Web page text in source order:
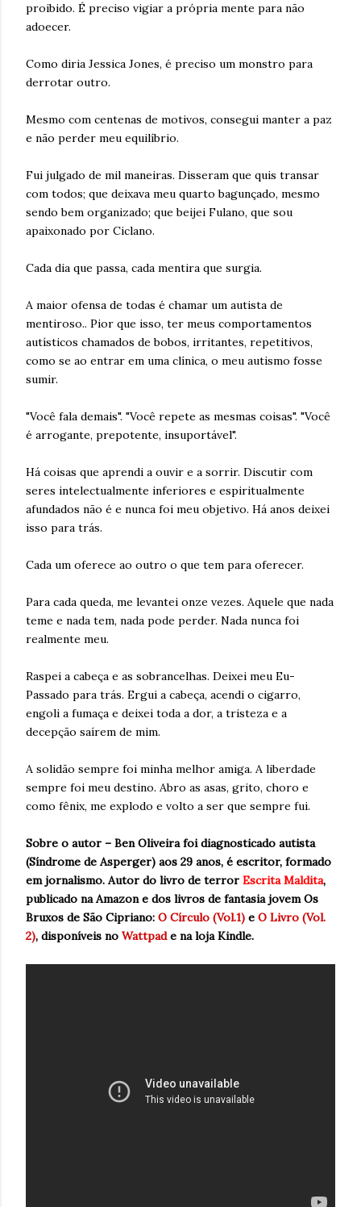
proibido. É preciso vigiar a própria mente para não
adoecer.
Como diria Jessica Jones, é preciso um monstro para
derrotar outro.
Mesmo com centenas de motivos, consegui manter a paz
e não perder meu equilíbrio.
Fui julgado de mil maneiras. Disseram que quis transar
com todos; que deixava meu quarto bagunçado, mesmo
sendo bem organizado; que beijei Fulano, que sou
apaixonado por Ciclano.
Cada dia que passa, cada mentira que surgia.
A maior ofensa de todas é chamar um autista de
mentiroso.. Pior que isso, ter meus comportamentos
autísticos chamados de bobos, irritantes, repetitivos,
como se ao entrar em uma clínica, o meu autismo fosse
sumir.
"Você fala demais". "Você repete as mesmas coisas". "Você
é arrogante, prepotente, insuportável".
Há coisas que aprendi a ouvir e a sorrir. Discutir com
seres intelectualmente inferiores e espiritualmente
afundados não é e nunca foi meu objetivo. Há anos deixei
isso para trás.
Cada um oferece ao outro o que tem para oferecer.
Para cada queda, me levantei onze vezes. Aquele que nada
teme e nada tem, nada pode perder. Nada nunca foi
realmente meu.
Raspei a cabeça e as sobrancelhas. Deixei meu Eu-
Passado para trás. Ergui a cabeça, acendi o cigarro,
engoli a fumaça e deixei toda a dor, a tristeza e a
decepção saírem de mim.
A solidão sempre foi minha melhor amiga. A liberdade
sempre foi meu destino. Abro as asas, grito, choro e
como fênix, me explodo e volto a ser que sempre fui.
Sobre o autor – Ben Oliveira foi diagnosticado autista
(Síndrome de Asperger) aos 29 anos, é escritor, formado
em jornalismo. Autor do livro de terror Escrita Maldita,
publicado na Amazon e dos livros de fantasia jovem Os
Bruxos de São Cipriano: O Círculo (Vol.1) e O Livro (Vol.
2), disponíveis no Wattpade na loja Kindle.